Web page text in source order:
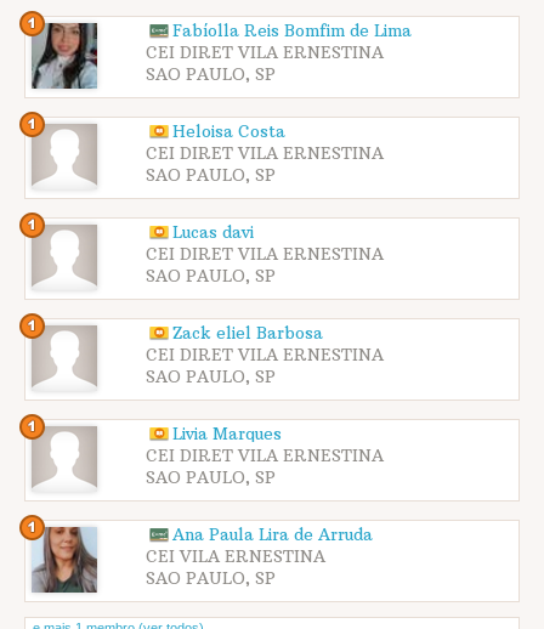
Fabíolla Reis Bomfim de Lima
CEI DIRET VILA ERNESTINA
SAO PAULO, SP
Heloisa Costa
CEI DIRET VILA ERNESTINA
SAO PAULO, SP
Lucas davi
CEI DIRET VILA ERNESTINA
SAO PAULO, SP
Zack eliel Barbosa
CEI DIRET VILA ERNESTINA
SAO PAULO, SP
Livia Marques
CEI DIRET VILA ERNESTINA
SAO PAULO, SP
Ana Paula Lira de Arruda
CEI VILA ERNESTINA
SAO PAULO, SP